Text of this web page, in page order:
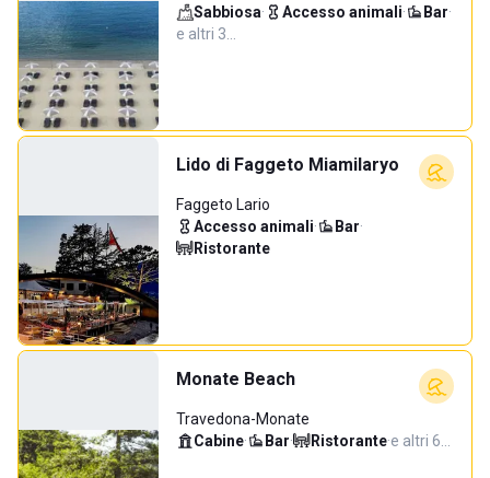
Sabbiosa· Accesso animali· Bar·
e altri 3…
Lido di Faggeto Miamilaryo
Faggeto Lario
Accesso animali· Bar·
Ristorante
Monate Beach
Travedona-Monate
Cabine· Bar· Ristorante·e altri 6…